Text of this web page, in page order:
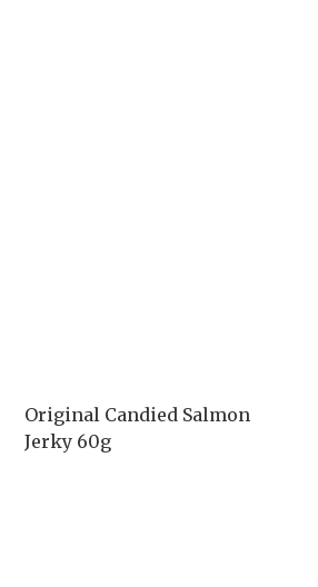
Original Candied Salmon
Jerky 60g